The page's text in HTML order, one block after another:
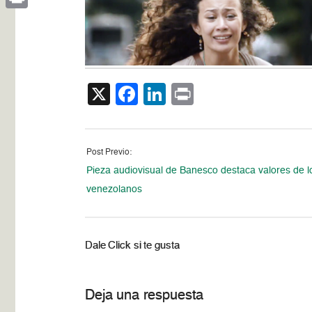
X Facebook
LinkedIn
Post Previo:
Pieza audiovisual de Banesco destaca valores de
venezolanos
Dale Click si te gusta
Deja una respuesta